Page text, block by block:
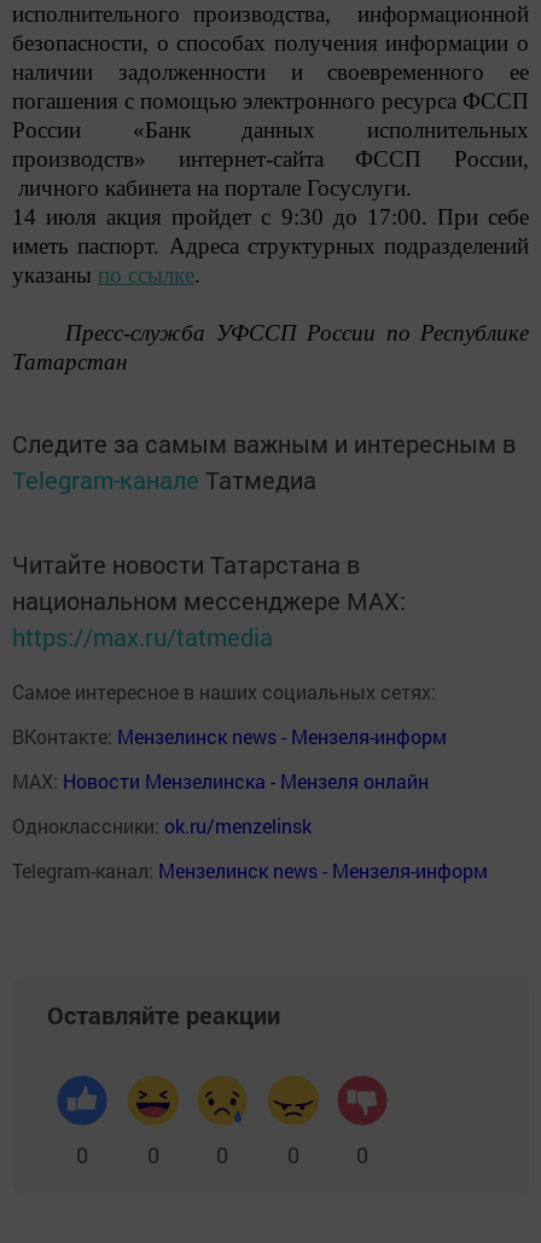
исполнительного производства, информационной
безопасности, о способах получения информации о
наличии задолженности и своевременного ее
погашения с помощью электронного ресурса ФССП
России «Банк данных исполнительных
производств» интернет-сайта ФССП России,
личного кабинета на портале Госуслуги.
14 июля акция пройдет с 9:30 до 17:00. При себе
иметь паспорт. Адреса структурных подразделений
указаны по ссылке.
Пресс-служба УФССП России по Республике
Татарстан
Следите за самым важным и интересным в
Telegram-канале Татмедиа
Читайте новости Татарстана в
национальном мессенджере MАХ:
https://max.ru/tatmedia
Самое интересное в наших социальных сетях:
ВКонтакте: Мензелинск news - Мензеля-информ
MAX: Новости Мензелинска - Мензеля онлайн
Одноклассники: ok.ru/menzelinsk
Telegram-канал: Мензелинск news - Мензеля-информ
Оставляйте реакции
0 0 0 0 0